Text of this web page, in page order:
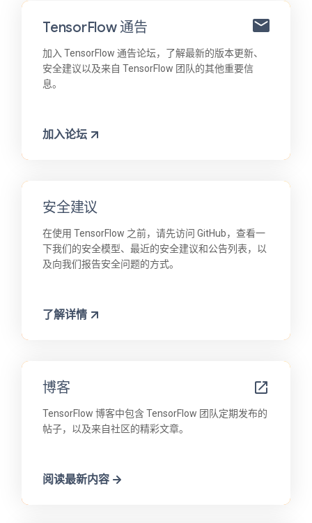
TensorFlow 通告
加入 TensorFlow 通告论坛，了解最新的版本更新、
安全建议以及来自 TensorFlow 团队的其他重要信
息。
加入论坛
安全建议
在使用 TensorFlow 之前，请先访问 GitHub，查看一
下我们的安全模型、最近的安全建议和公告列表，以
及向我们报告安全问题的方式。
了解详情
博客
TensorFlow 博客中包含 TensorFlow 团队定期发布的
帖子，以及来自社区的精彩文章。
阅读最新内容